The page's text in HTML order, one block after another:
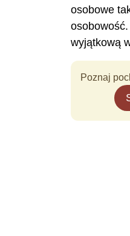
osobowe
wyjątkową
Poznaj